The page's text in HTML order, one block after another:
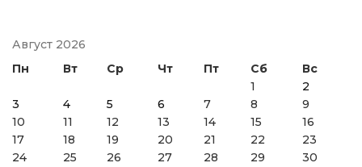
Август 2026
Пн
Вт Ср Чт Пт Сб
Вс
1
2
3
4 5 6 7 8
9
10
11 12 13 14 15
16
17
18 19 20 21 22
23
24
25 26 27 28 29
30